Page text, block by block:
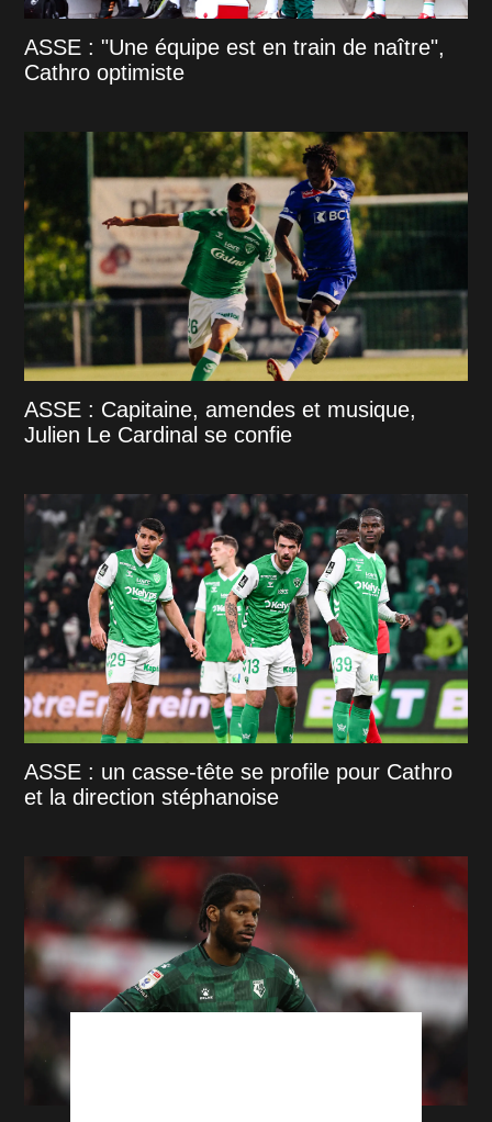
ASSE : "Une équipe est en train de naître",
Cathro optimiste
ASSE : Capitaine, amendes et musique,
Julien Le Cardinal se confie
ASSE : un casse-tête se profile pour Cathro
et la direction stéphanoise